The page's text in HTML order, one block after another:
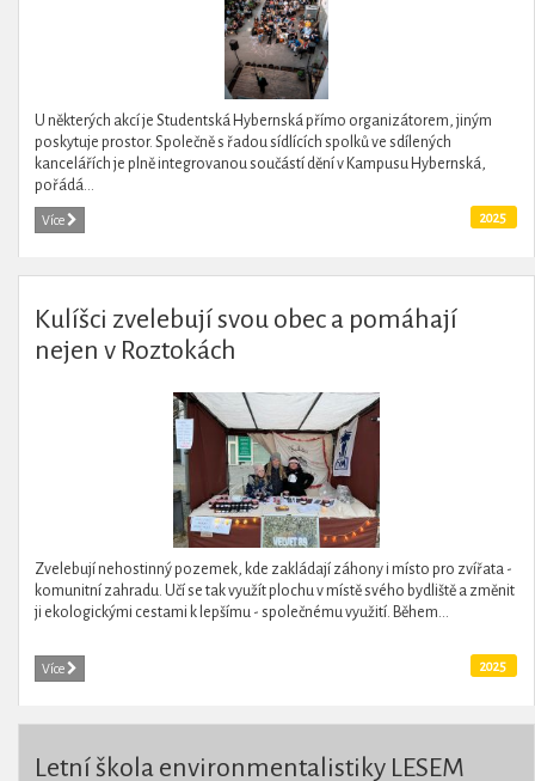
U některých akcí je Studentská Hybernská přímo organizátorem, jiným
poskytuje prostor. Společně s řadou sídlících spolků ve sdílených
kancelářích je plně integrovanou součástí dění v Kampusu Hybernská,
pořádá...
Více 2025
Kulíšci zvelebují svou obec a pomáhají
nejen v Roztokách
Zvelebují nehostinný pozemek, kde zakládají záhony i místo pro zvířata -
komunitní zahradu. Učí se tak využít plochu v místě svého bydliště a změnit
ji ekologickými cestami k lepšímu - společnému využití. Během...
Více 2025
Letní škola environmentalistiky LESEM